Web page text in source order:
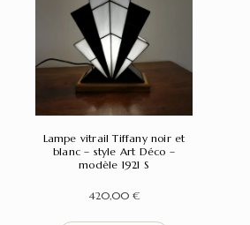
Lampe vitrail Tiffany noir et
blanc – style Art Déco –
modèle 1921 S
420,00 €